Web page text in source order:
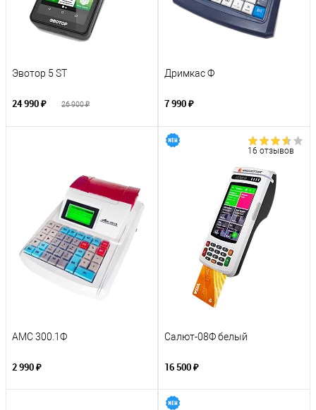
Эвотор 5 ST
24 990 ₽ 26 900 ₽
Дримкас Ф
7 990 ₽
АМС 300.1Ф
2 990 ₽
16 отзывов
Салют-08Ф белый
16 500 ₽